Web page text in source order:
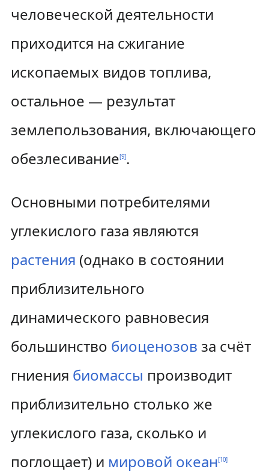
человеческой деятельности
приходится на сжигание
ископаемых видов топлива,
остальное — результат
землепользования, включающего
обезлесивание[9].
Основными потребителями
углекислого газа являются
растения (однако в состоянии
приблизительного
динамического равновесия
большинство биоценозов за счёт
гниения биомассы производит
приблизительно столько же
углекислого газа, сколько и
поглощает) и мировой океан[10]